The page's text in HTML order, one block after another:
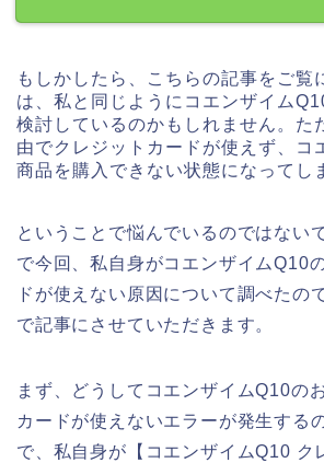
もしかしたら、こちらの記事をご覧
は、私と同じようにコエンザイム
検討しているのかもしれません。た
由でクレジットカードが使えず、コ
商品を購入できない状態になってし
ということで悩んでいるのではない
で今回、私自身がコエンザイムQ10
ドが使えない原因について調べたの
で記事にさせていただきます。
まず、どうしてコエンザイムQ10の
カードが使えないエラーが発生する
で、私自身が【コエンザイムQ10 ク